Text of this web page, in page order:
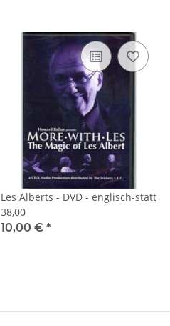
Les Alberts - DVD - englisch-statt
38,00
10,00 € *